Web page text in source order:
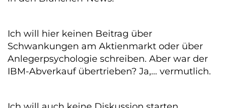
Ich will hier keinen Beitrag über
Schwankungen am Aktienmarkt oder über
Anlegerpsychologie schreiben. Aber war der
IBM-Abverkauf übertrieben? Ja,… vermutlich.